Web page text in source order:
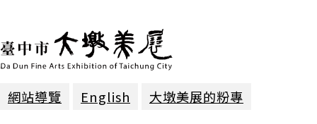
網站導覽 English 大墩美展的粉專